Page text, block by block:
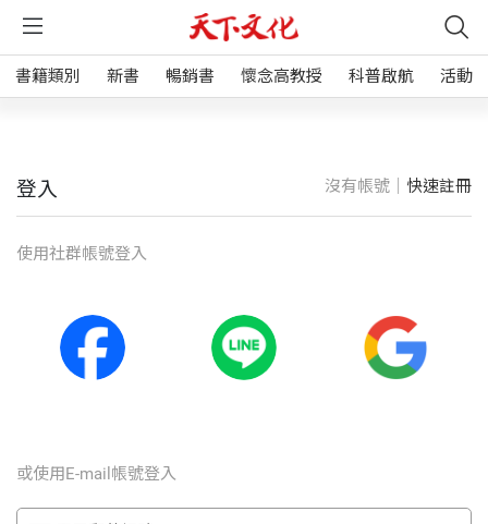
書籍類別 新書 暢銷書 懷念高教授 科普啟航 活動
登入 沒有帳號｜ 快速註冊
使⽤社群帳號登入
或使⽤E-mail帳號登入